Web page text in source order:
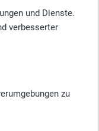
und Dienste.
verbesserter
zu